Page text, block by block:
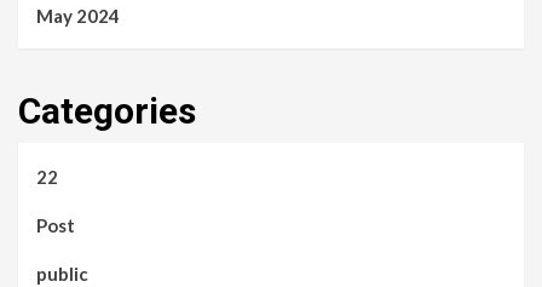
May 2024
Categories
22
Post
public